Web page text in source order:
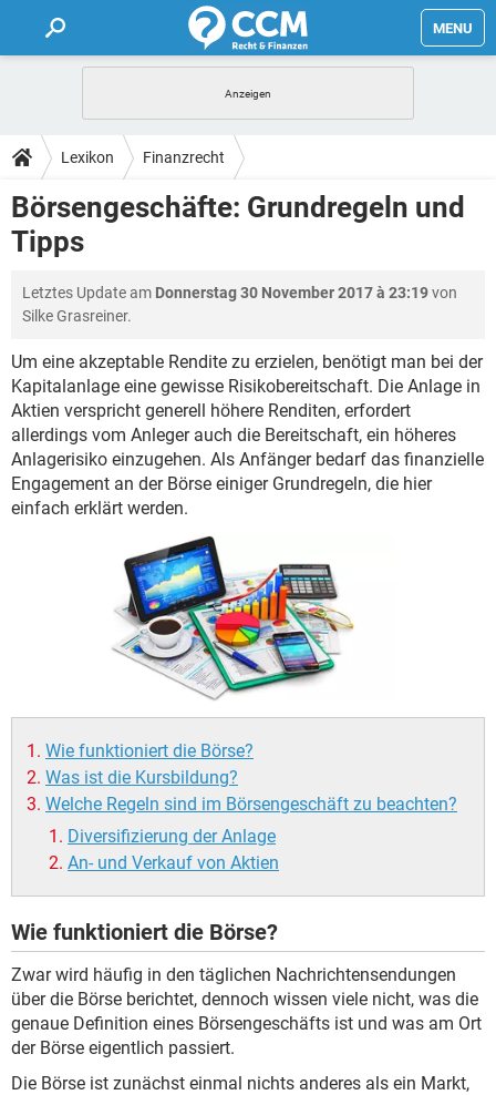
MENU
FORUM
TIPPS
LEXIKON
Lexikon Finanzrecht
Börsengeschäfte: Grundregeln und
Tipps
Letztes Update am Donnerstag 30 November 2017 à 23:19von
Silke Grasreiner.
Um eine akzeptable Rendite zu erzielen, benötigt man bei der
Kapitalanlage eine gewisse Risikobereitschaft. Die Anlage in
Aktien verspricht generell höhere Renditen, erfordert
allerdings vom Anleger auch die Bereitschaft, ein höheres
Anlagerisiko einzugehen. Als Anfänger bedarf das finanzielle
Engagement an der Börse einiger Grundregeln, die hier
einfach erklärt werden.
Wie funktioniert die Börse?
Was ist die Kursbildung?
Welche Regeln sind im Börsengeschäft zu beachten?
Diversifizierung der Anlage
An- und Verkauf von Aktien
Wie funktioniert die Börse?
Zwar wird häufig in den täglichen Nachrichtensendungen
über die Börse berichtet, dennoch wissen viele nicht, was die
genaue Definition eines Börsengeschäfts ist und was am Ort
der Börse eigentlich passiert.
Die Börse ist zunächst einmal nichts anderes als ein Markt,